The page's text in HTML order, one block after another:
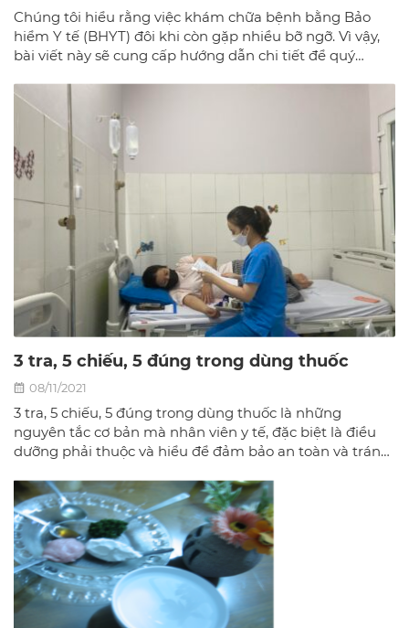
Chúng tôi hiểu rằng việc khám chữa bệnh bằng Bảo
hiểm Y tế (BHYT) đôi khi còn gặp nhiều bỡ ngỡ. Vì vậy,
bài viết này sẽ cung cấp hướng dẫn chi tiết để quý
quả nhất tại phòng khám đa khoa Bác sĩ gia đình hà
Nội.
3 tra, 5 chiếu, 5 đúng trong dùng thuốc
08/11/2021
3 tra, 5 chiếu, 5 đúng trong dùng thuốc là những
nguyên tắc cơ bản mà nhân viên y tế, đặc biệt là điều
dưỡng phải thuộc và hiểu để đảm bảo an toàn và tránh